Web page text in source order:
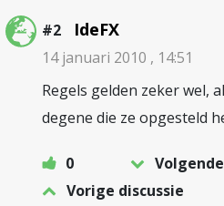
#2 IdeFX
14 januari 2010 , 14:51
Regels gelden zeker wel,
degene die ze opgesteld
0
Vorige discussie